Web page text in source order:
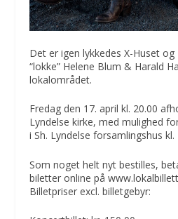
Det er igen lykkedes X-Huset
“lokke” Helene Blum & Harald
lokalområdet.
Fredag den 17. april kl. 20.00
Lyndelse kirke, med mulighed
i Sh. Lyndelse forsamlingshus kl.
Som noget helt nyt bestilles,
biletter online på
Billetpriser excl. billetgebyr: